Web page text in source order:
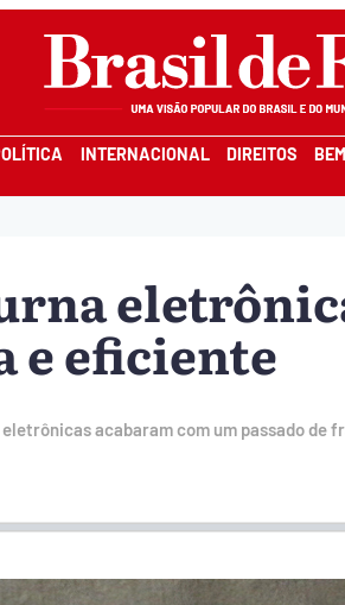
INTERNACIONAL DIREITOS
e eficiente
acabaram com um passado de